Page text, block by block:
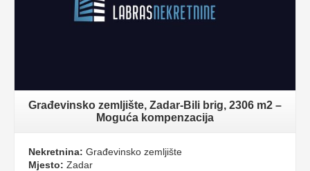
Građevinsko zemljište, Zadar-Bili brig, 2306 m2 –
Moguća kompenzacija
Nekretnina: Građevinsko zemljište
Mjesto: Zadar